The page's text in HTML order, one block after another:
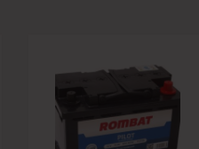
Pievienot vēlmju lapai